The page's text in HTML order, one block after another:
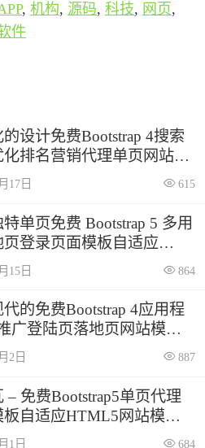
, 机构, 源码, 科技, 网页,
件
设计免费Bootstrap 4搜索
化排名营销代理单页网站模
应HTML5网站模板免费下
17日 615
单页免费 Bootstrap 5 多用
页登录页面模板自适应
网站模板免费下载
15日 864
的免费Bootstrap 4应用程
广登陆页落地页网站模板
HTML5网站模板免费下载
2日 887
– 免费Bootstrap5单页代理
板自适应HTML5网站模板
载
1日 684